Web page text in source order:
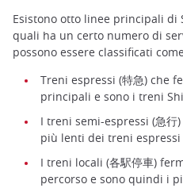
Esistono otto linee principali di
quali ha un certo numero di
possono essere classificati
Treni espressi (特急) che
principali e sono i treni
I treni semi-espressi (急
più lenti dei treni
I treni locali (各駅停車)
percorso e sono quindi i